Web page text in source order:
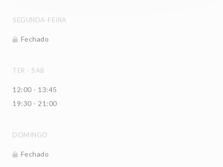
SEGUNDA-FEIRA
Fechado
TER - SAB
12:00 - 13:45
19:30 - 21:00
DOMINGO
Fechado